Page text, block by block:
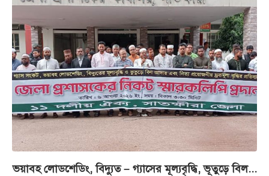
ভয়াবহ লোডশেডিং, বিদ্যুত – গ্যাসের মূল্যবৃদ্ধি, ভূতুড়ে বিল...